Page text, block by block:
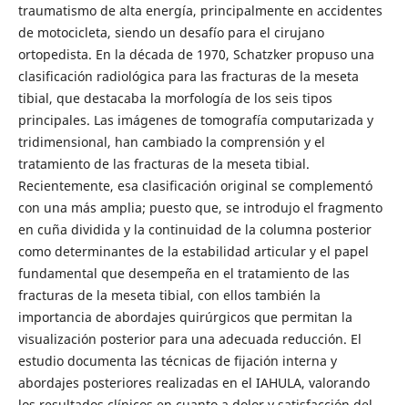
traumatismo de alta energía, principalmente en accidentes
de motocicleta, siendo un desafío para el cirujano
ortopedista. En la década de 1970, Schatzker propuso una
clasificación radiológica para las fracturas de la meseta
tibial, que destacaba la morfología de los seis tipos
principales. Las imágenes de tomografía computarizada y
tridimensional, han cambiado la comprensión y el
tratamiento de las fracturas de la meseta tibial.
Recientemente, esa clasificación original se complementó
con una más amplia; puesto que, se introdujo el fragmento
en cuña dividida y la continuidad de la columna posterior
como determinantes de la estabilidad articular y el papel
fundamental que desempeña en el tratamiento de las
fracturas de la meseta tibial, con ellos también la
importancia de abordajes quirúrgicos que permitan la
visualización posterior para una adecuada reducción. El
estudio documenta las técnicas de fijación interna y
abordajes posteriores realizadas en el IAHULA, valorando